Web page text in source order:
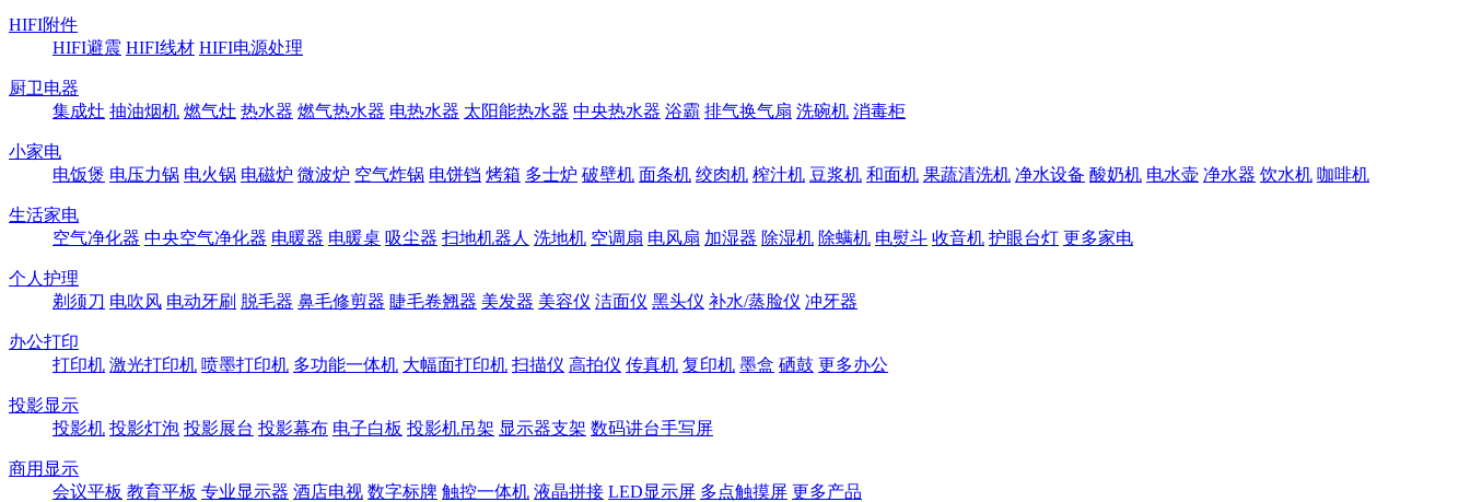
HIFI附件
HIFI避震 HIFI线材 HIFI电源处理
厨卫电器
集成灶 抽油烟机 燃气灶 热水器 燃气热水器 电热水器 太阳能热水器 中央热水器 浴霸 排气换气扇 洗碗机 消毒柜
小家电
电饭煲 电压力锅 电火锅 电磁炉 微波炉 空气炸锅 电饼铛 烤箱 多士炉 破壁机 面条机 绞肉机 榨汁机 豆浆机 和面机 果蔬清洗机 净水设备 酸奶机 电水壶 净水器 饮水机 咖啡机
生活家电
空气净化器 中央空气净化器 电暖器 电暖桌 吸尘器 扫地机器人 洗地机 空调扇 电风扇 加湿器 除湿机 除螨机 电熨斗 收音机 护眼台灯 更多家电
个人护理
剃须刀 电吹风 电动牙刷 脱毛器 鼻毛修剪器 睫毛卷翘器 美发器 美容仪 洁面仪 黑头仪 补水/蒸脸仪 冲牙器
办公打印
打印机 激光打印机 喷墨打印机 多功能一体机 大幅面打印机 扫描仪 高拍仪 传真机 复印机 墨盒 硒鼓 更多办公
投影显示
投影机 投影灯泡 投影展台 投影幕布 电子白板 投影机吊架 显示器支架 数码讲台手写屏
商用显示
会议平板 教育平板 专业显示器 酒店电视 数字标牌 触控一体机 液晶拼接 LED显示屏 多点触摸屏 更多产品